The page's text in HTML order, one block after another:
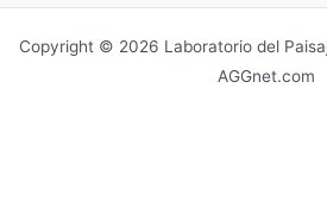
Copyright © 2026 Laboratorio del
AGGnet.com